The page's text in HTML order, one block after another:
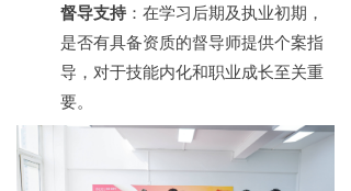
督导支持 ：在学习后期及执业初期，
是否有具备资质的督导师提供个案指
导，对于技能内化和职业成长至关重
要。